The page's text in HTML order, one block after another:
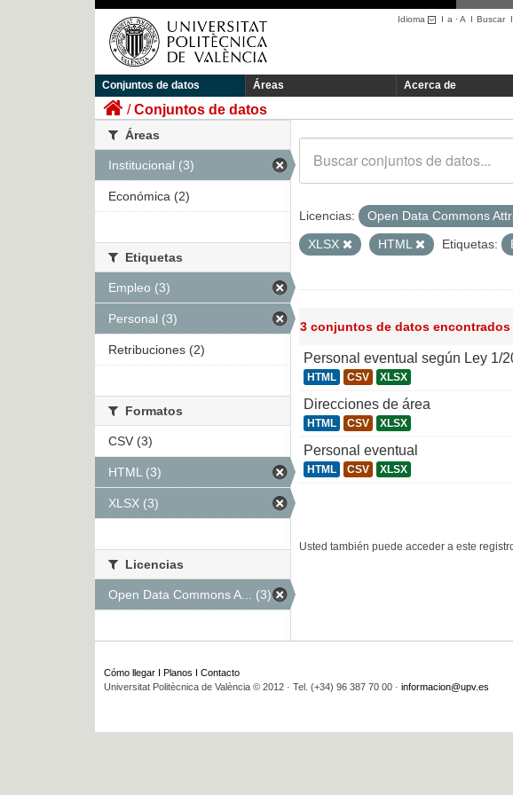
Idioma I a ·A I BuscarI
Conjuntos de datos Áreas Acerca de
Conjuntos de datos
Licencias: Open Data Commons
XLSX
HTML Etiquetas:
3 conjuntos de datos encontrados
Personal eventual según Ley 1/
HTML CSV XLSX
Direcciones de área
HTML CSV XLSX
Personal eventual
HTML CSV XLSX
Usted también puede acceder a este
Áreas
Institucional (3)
Económica (2)
Etiquetas
Empleo (3)
Personal (3)
Retribuciones (2)
Formatos
CSV (3)
HTML (3)
XLSX (3)
Licencias
Open Data Commons A... (3)
Cómo llegar Planos
Contacto
Universitat Politècnica de València © 2012 · Tel. (+34) 96 387 70 00 · informacion@upv.es